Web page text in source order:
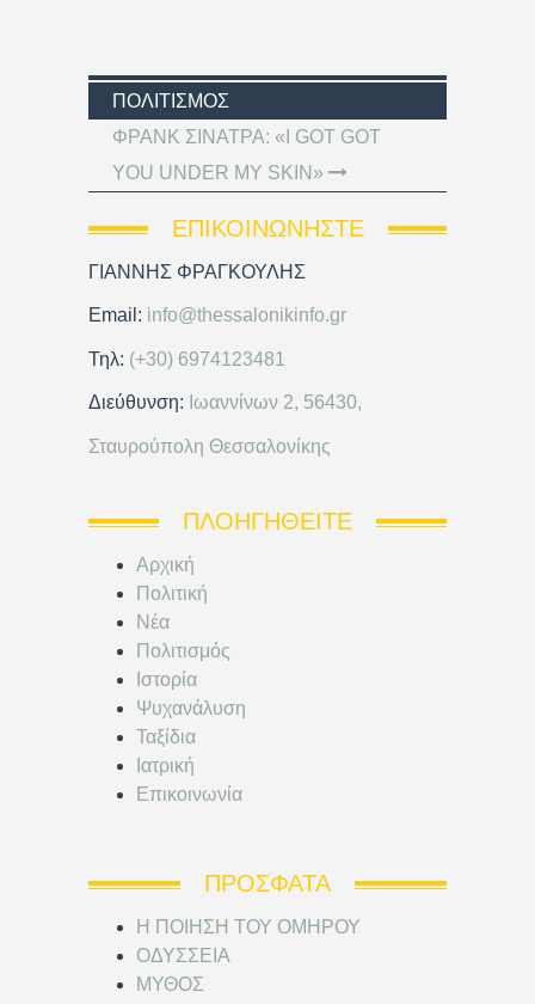
ΠΟΛΙΤΙΣΜΌΣ
ΦΡΑΝΚ ΣΙΝΑΤΡΑ: «I GOT GOT
YOU UNDER MY SKIN»
ΕΠΙΚΟΙΝΩΝΉΣΤΕ
ΓΙΑΝΝΗΣ ΦΡΑΓΚΟΥΛΗΣ
Email: info@thessalonikinfo.gr
Τηλ: (+30) 6974123481
Διεύθυνση: Ιωαννίνων 2, 56430,
Σταυρούπολη Θεσσαλονίκης
ΠΛΟΗΓΗΘΕΊΤΕ
Αρχική
Πολιτική
Νέα
Πολιτισμός
Ιστορία
Ψυχανάλυση
Ταξίδια
Ιατρική
Επικοινωνία
ΠΡΌΣΦΑΤΑ
Η ΠΟΙΗΣΗ ΤΟΥ ΟΜΗΡΟΥ
ΟΔΥΣΣΕΙΑ
ΜΥΘΟΣ